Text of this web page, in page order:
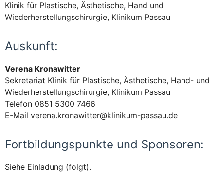
Klinik für Plastische, Ästhetische, Hand und
Wiederherstellungschirurgie, Klinikum Passau
Auskunft:
Verena Kronawitter
Sekretariat Klinik für Plastische, Ästhetische, Hand- und
Wiederherstellungschirurgie, Klinikum Passau
Telefon 0851 5300 7466
E-Mail verena.kronawitter@klinikum-passau.de
Fortbildungspunkte und Sponsoren:
Siehe Einladung (folgt).